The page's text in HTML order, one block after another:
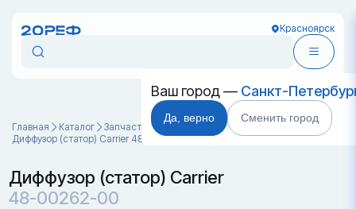
Красноярск
Ваш город — Санкт-
Да, верно Сменить город
Главная Каталог
Запчасти для контейнеров
Диффузор (статор) Carrier 48-00262-00
Диффузор (статор) Carrier
48-00262-00